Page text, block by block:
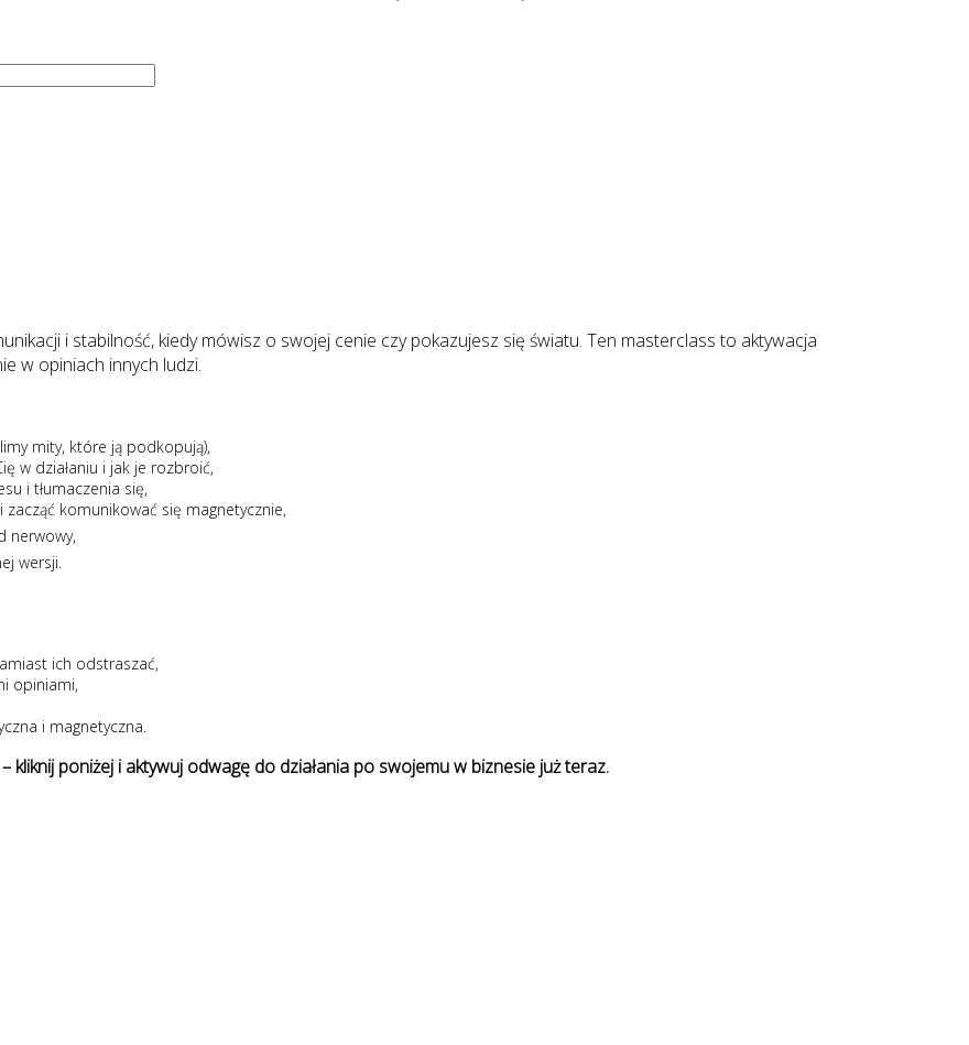
i stabilność, kiedy mówisz o swojej cenie czy pokazujesz się światu. Ten masterclass to aktywacja
w opiniach innych ludzi.
mity, które ją podkopują),
w działaniu i jak je rozbroić,
i tłumaczenia się,
komunikować się magnetycznie,
nerwowy,
wersji.
ich odstraszać,
opiniami,
i magnetyczna.
kliknij poniżej i aktywuj odwagę do działania po swojemu w biznesie już teraz.